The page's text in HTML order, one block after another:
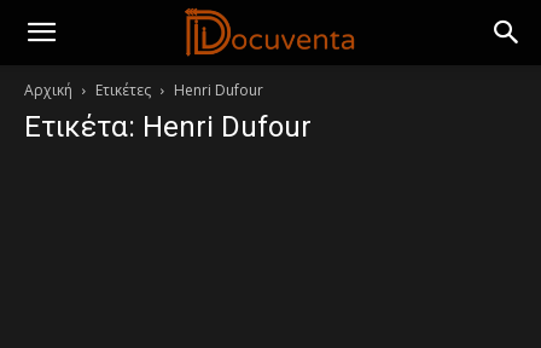
Αρχική Ετικέτες Henri Dufour
Ετικέτα: Henri Dufour